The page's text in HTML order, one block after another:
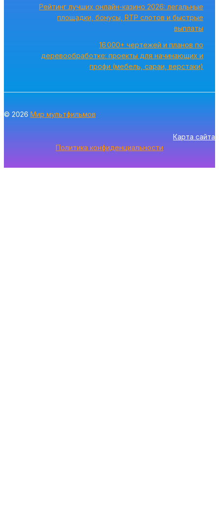
Рейтинг лучших онлайн-казино 2026: легальные
площадки, бонусы, RTP слотов и быстрые
выплаты
16 000+ чертежей и планов по
деревообработке: проекты для начинающих и
профи (мебель, сараи, верстаки)
© 2026 Мир мультфильмов
Карта сайта
Политика конфиденциальности